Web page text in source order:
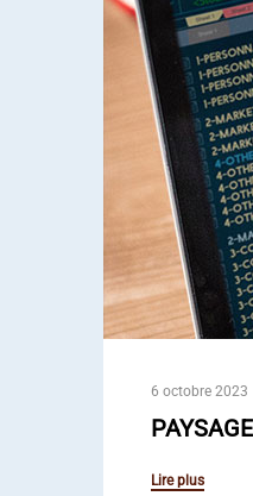
6 octobre 2023
Lire plus